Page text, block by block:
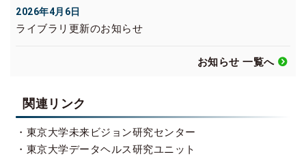
2026年4月6日
ライブラリ更新のお知らせ
お知らせ 一覧へ
関連リンク
・ 東京大学未来ビジョン研究センター
・ 東京大学データヘルス研究ユニット